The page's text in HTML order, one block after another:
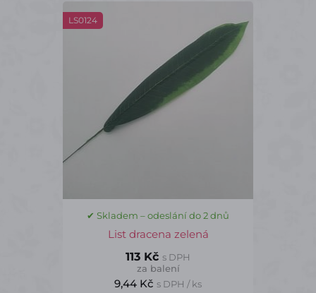
LS0124
✔ Skladem – odeslání do 2 dnů
List dracena zelená
113 Kč s DPH
za balení
9,44 Kč s DPH / ks